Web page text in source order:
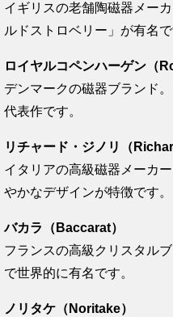
イギリスの老舗陶磁器メー
ルドストロベリー」が有名で
ロイヤルコペンハーゲン（
デンマークの磁器ブランド
代表作です。
リチャード・ジノリ（
イタリアの高級磁器メーカ
やかなデザインが特徴です。
バカラ（Baccarat）
フランスの高級クリスタル
で世界的に有名です。
ノリタケ（Noritake）